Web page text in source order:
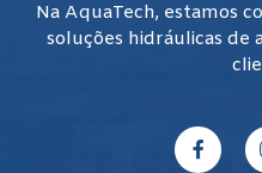
Na AquaTech, estamos
soluções hidráulicas de